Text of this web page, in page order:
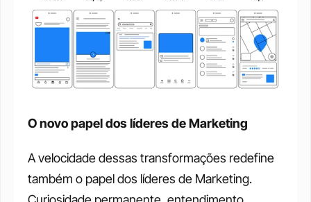
O novo papel dos líderes de Marketing
A velocidade dessas transformações redefine
também o papel dos líderes de Marketing.